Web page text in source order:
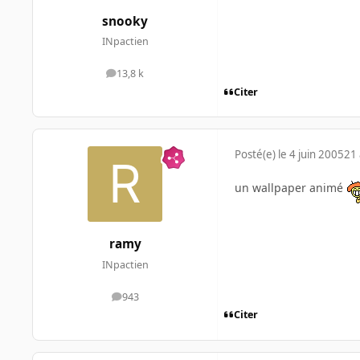
snooky
INpactien
13,8 k
messages
Citer
ramy
INpactien
943
messages
Posté(e) le 4 juin 200521
un wallpaper animé
Citer